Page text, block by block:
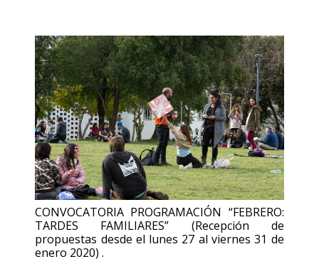
CONVOCATORIA PROGRAMACIÓN “FEBRERO:
TARDES FAMILIARES” (Recepción de
propuestas desde el lunes 27 al viernes 31 de
enero 2020) .